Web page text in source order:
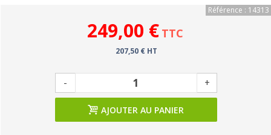
Référence : 14313
249,00 € TTC
207,50 € HT
- +
AJOUTER AU PANIER